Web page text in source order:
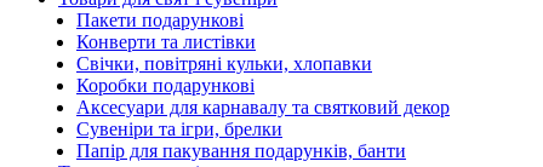
Пакети подарункові
Конверти та листівки
Свічки, повітряні кульки, хлопавки
Коробки подарункові
Аксесуари для карнавалу та святковий декор
Сувеніри та ігри, брелки
Папір для пакування подарунків, банти